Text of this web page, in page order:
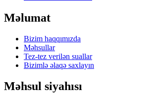
Məlumat
Bizim haqqımızda
Məhsullar
Tez-tez verilən suallar
Bizimlə əlaqə saxlayın
Məhsul siyahısı